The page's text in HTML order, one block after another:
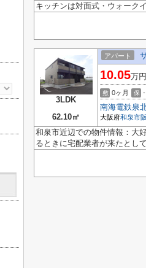
キッチンは対面式・ウォーク
3LDK
62.10㎡
アパート
10.05万円
敷 0ヶ月 保 -
南海電鉄泉
大阪府和泉市
和泉市近辺での物件情報：大
るときに宅配業者が来たとし